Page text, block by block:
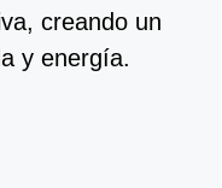
creando un
y energía.